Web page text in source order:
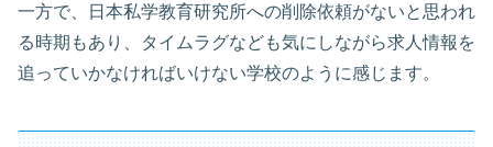
一方で、日本私学教育研究所への削除依頼がないと思われ
る時期もあり、タイムラグなども気にしながら求人情報を
追っていかなければいけない学校のように感じます。